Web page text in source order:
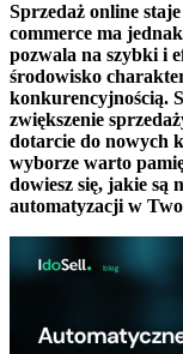
Sprzedaż online
commerce ma
pozwala na szybki i
środowisko
konkurencyjnością.
zwiększenie
dotarcie do nowych
wyborze warto
dowiesz się, jakie są
automatyzacji w